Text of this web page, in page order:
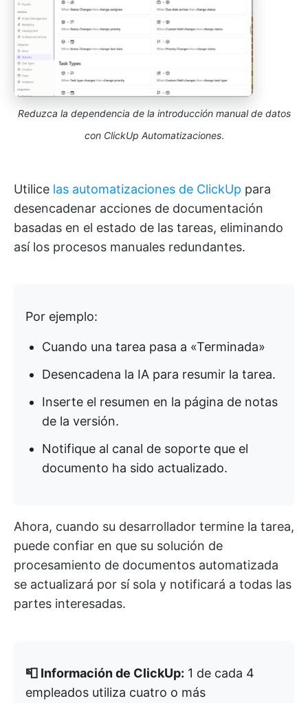
Reduzca la dependencia de la introducción manual de datos
con ClickUp Automatizaciones.
Utilice las automatizaciones de ClickUp para
desencadenar acciones de documentación
basadas en el estado de las tareas, eliminando
así los procesos manuales redundantes.
Por ejemplo:
Cuando una tarea pasa a «Terminada»
Desencadena la IA para resumir la tarea.
Inserte el resumen en la página de notas
de la versión.
Notifique al canal de soporte que el
documento ha sido actualizado.
Ahora, cuando su desarrollador termine la tarea,
puede confiar en que su solución de
procesamiento de documentos automatizada
se actualizará por sí sola y notificará a todas las
partes interesadas.
📮 Información de ClickUp: 1 de cada 4
empleados utiliza cuatro o más